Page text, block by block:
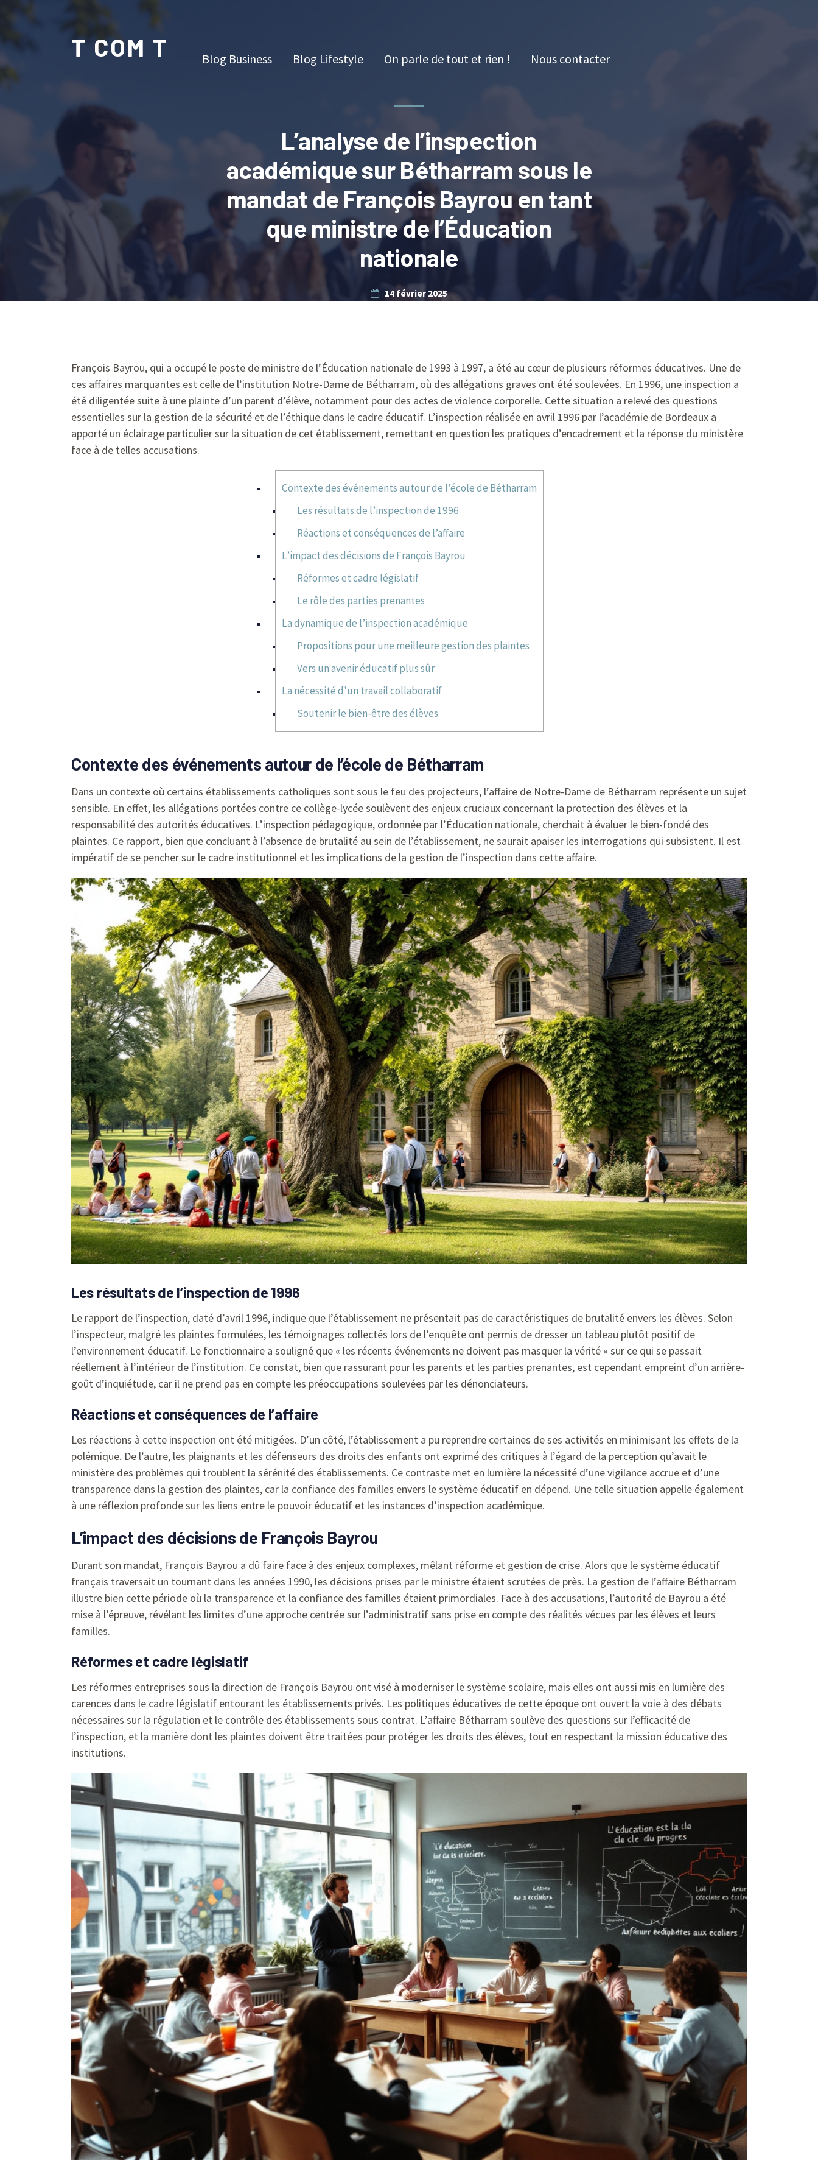
T COM T Blog Business Blog Lifestyle On parle de tout et rien ! Nous contacter
L’analyse de l’inspection
académique sur Bétharram sous le
mandat de François Bayrou en tant
que ministre de l’Éducation
nationale
14 février 2025
François Bayrou, qui a occupé le poste de ministre de l’Éducation nationale de 1993 à 1997, a été au cœur de plusieurs réformes éducatives. Une de
ces affaires marquantes est celle de l’institution Notre-Dame de Bétharram, où des allégations graves ont été soulevées. En 1996, une inspection a
été diligentée suite à une plainte d’un parent d’élève, notamment pour des actes de violence corporelle. Cette situation a relevé des questions
essentielles sur la gestion de la sécurité et de l’éthique dans le cadre éducatif. L’inspection réalisée en avril 1996 par l’académie de Bordeaux a
apporté un éclairage particulier sur la situation de cet établissement, remettant en question les pratiques d’encadrement et la réponse du ministère
face à de telles accusations.
Contexte des événements autour de l’école de Bétharram
Les résultats de l’inspection de 1996
Réactions et conséquences de l’affaire
L’impact des décisions de François Bayrou
Réformes et cadre législatif
Le rôle des parties prenantes
La dynamique de l’inspection académique
Propositions pour une meilleure gestion des plaintes
Vers un avenir éducatif plus sûr
La nécessité d’un travail collaboratif
Soutenir le bien-être des élèves
Contexte des événements autour de l’école de Bétharram
Dans un contexte où certains établissements catholiques sont sous le feu des projecteurs, l’affaire de Notre-Dame de Bétharram représente un sujet
sensible. En effet, les allégations portées contre ce collège-lycée soulèvent des enjeux cruciaux concernant la protection des élèves et la
responsabilité des autorités éducatives. L’inspection pédagogique, ordonnée par l’Éducation nationale, cherchait à évaluer le bien-fondé des
plaintes. Ce rapport, bien que concluant à l’absence de brutalité au sein de l’établissement, ne saurait apaiser les interrogations qui subsistent. Il est
impératif de se pencher sur le cadre institutionnel et les implications de la gestion de l’inspection dans cette affaire.
Les résultats de l’inspection de 1996
Le rapport de l’inspection, daté d’avril 1996, indique que l’établissement ne présentait pas de caractéristiques de brutalité envers les élèves. Selon
l’inspecteur, malgré les plaintes formulées, les témoignages collectés lors de l’enquête ont permis de dresser un tableau plutôt positif de
l’environnement éducatif. Le fonctionnaire a souligné que « les récents événements ne doivent pas masquer la vérité » sur ce qui se passait
réellement à l’intérieur de l’institution. Ce constat, bien que rassurant pour les parents et les parties prenantes, est cependant empreint d’un arrière-
goût d’inquiétude, car il ne prend pas en compte les préoccupations soulevées par les dénonciateurs.
Réactions et conséquences de l’affaire
Les réactions à cette inspection ont été mitigées. D’un côté, l’établissement a pu reprendre certaines de ses activités en minimisant les effets de la
polémique. De l’autre, les plaignants et les défenseurs des droits des enfants ont exprimé des critiques à l’égard de la perception qu’avait le
ministère des problèmes qui troublent la sérénité des établissements. Ce contraste met en lumière la nécessité d’une vigilance accrue et d’une
transparence dans la gestion des plaintes, car la confiance des familles envers le système éducatif en dépend. Une telle situation appelle également
à une réflexion profonde sur les liens entre le pouvoir éducatif et les instances d’inspection académique.
L’impact des décisions de François Bayrou
Durant son mandat, François Bayrou a dû faire face à des enjeux complexes, mêlant réforme et gestion de crise. Alors que le système éducatif
français traversait un tournant dans les années 1990, les décisions prises par le ministre étaient scrutées de près. La gestion de l’affaire Bétharram
illustre bien cette période où la transparence et la confiance des familles étaient primordiales. Face à des accusations, l’autorité de Bayrou a été
mise à l’épreuve, révélant les limites d’une approche centrée sur l’administratif sans prise en compte des réalités vécues par les élèves et leurs
familles.
Réformes et cadre législatif
Les réformes entreprises sous la direction de François Bayrou ont visé à moderniser le système scolaire, mais elles ont aussi mis en lumière des
carences dans le cadre législatif entourant les établissements privés. Les politiques éducatives de cette époque ont ouvert la voie à des débats
nécessaires sur la régulation et le contrôle des établissements sous contrat. L’affaire Bétharram soulève des questions sur l’efficacité de
l’inspection, et la manière dont les plaintes doivent être traitées pour protéger les droits des élèves, tout en respectant la mission éducative des
institutions.